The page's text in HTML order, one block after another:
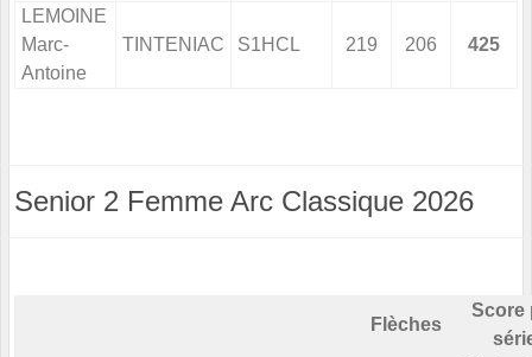
LEMOINE
Marc-
Antoine
TINTENIAC S1HCL 219 206 425
Senior 2 Femme Arc Classique 2026
Flèches
Score